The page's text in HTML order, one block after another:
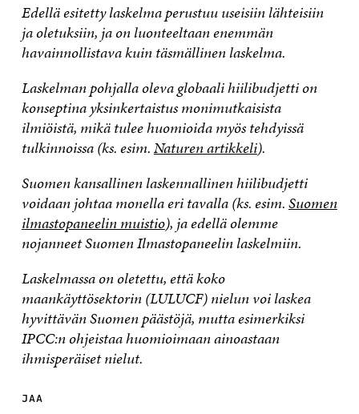
Edellä esitetty laskelma perustuu useisiin lähteisiin
ja oletuksiin, ja on luonteeltaan enemmän
havainnollistava kuin täsmällinen laskelma.
Laskelman pohjalla oleva globaali hiilibudjetti on
konseptina yksinkertaistus monimutkaisista
ilmiöistä, mikä tulee huomioida myös tehdyissä
tulkinnoissa (ks. esim.Naturen artikkeli).
Suomen kansallinen laskennallinen hiilibudjetti
voidaan johtaa monella eri tavalla (ks. esim.Suomen
ilmastopaneelin muistio), ja edellä olemme
nojanneet Suomen Ilmastopaneelin laskelmiin.
Laskelmassa on oletettu, että koko
maankäyttösektorin (LULUCF) nielun voi laskea
hyvittävän Suomen päästöjä, mutta esimerkiksi
IPCC:n ohjeistaa huomioimaan ainoastaan
ihmisperäiset nielut.
JAA